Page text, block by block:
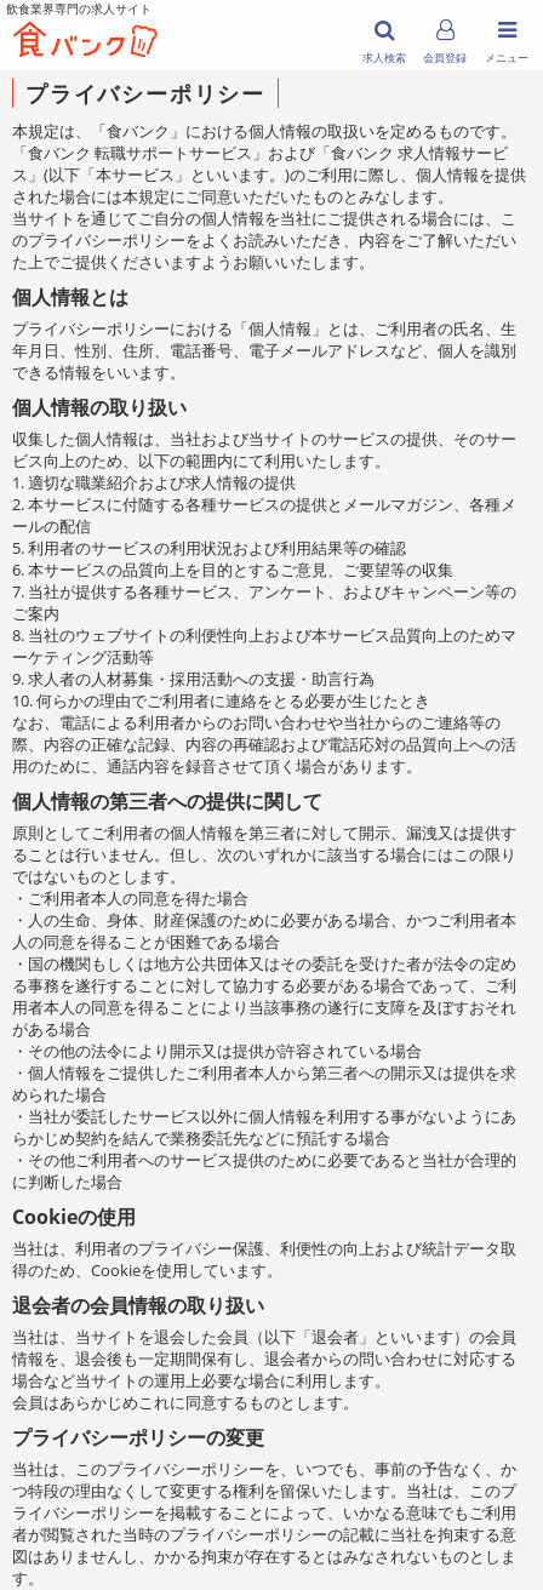
飲食業界専門の求人サイト
メニュー
求人検索 会員登録
プライバシーポリシー
本規定は、「食バンク」における個人情報の取扱いを定めるものです。
「食バンク 転職サポートサービス」および「食バンク 求人情報サービ
ス」(以下「本サービス」といいます。)のご利用に際し、個人情報を提供
された場合には本規定にご同意いただいたものとみなします。
当サイトを通じてご自分の個人情報を当社にご提供される場合には、こ
のプライバシーポリシーをよくお読みいただき、内容をご了解いただい
た上でご提供くださいますようお願いいたします。
個人情報とは
プライバシーポリシーにおける「個人情報」とは、ご利用者の氏名、生
年月日、性別、住所、電話番号、電子メールアドレスなど、個人を識別
できる情報をいいます。
個人情報の取り扱い
収集した個人情報は、当社および当サイトのサービスの提供、そのサー
ビス向上のため、以下の範囲内にて利用いたします。
1. 適切な職業紹介および求人情報の提供
2. 本サービスに付随する各種サービスの提供とメールマガジン、各種メ
ールの配信
5. 利用者のサービスの利用状況および利用結果等の確認
6. 本サービスの品質向上を目的とするご意見、ご要望等の収集
7. 当社が提供する各種サービス、アンケート、およびキャンペーン等の
ご案内
8. 当社のウェブサイトの利便性向上および本サービス品質向上のためマ
ーケティング活動等
9. 求人者の人材募集・採用活動への支援・助言行為
10. 何らかの理由でご利用者に連絡をとる必要が生じたとき
なお、電話による利用者からのお問い合わせや当社からのご連絡等の
際、内容の正確な記録、内容の再確認および電話応対の品質向上への活
用のために、通話内容を録音させて頂く場合があります。
個人情報の第三者への提供に関して
原則としてご利用者の個人情報を第三者に対して開示、漏洩又は提供す
ることは行いません。但し、次のいずれかに該当する場合にはこの限り
ではないものとします。
・ご利用者本人の同意を得た場合
・人の生命、身体、財産保護のために必要がある場合、かつご利用者本
人の同意を得ることが困難である場合
・国の機関もしくは地方公共団体又はその委託を受けた者が法令の定め
る事務を遂行することに対して協力する必要がある場合であって、ご利
用者本人の同意を得ることにより当該事務の遂行に支障を及ぼすおそれ
がある場合
・その他の法令により開示又は提供が許容されている場合
・個人情報をご提供したご利用者本人から第三者への開示又は提供を求
められた場合
・当社が委託したサービス以外に個人情報を利用する事がないようにあ
らかじめ契約を結んで業務委託先などに預託する場合
・その他ご利用者へのサービス提供のために必要であると当社が合理的
に判断した場合
Cookieの使用
当社は、利用者のプライバシー保護、利便性の向上および統計データ取
得のため、Cookieを使用しています。
退会者の会員情報の取り扱い
当社は、当サイトを退会した会員（以下「退会者」といいます）の会員
情報を、退会後も一定期間保有し、退会者からの問い合わせに対応する
場合など当サイトの運用上必要な場合に利用します。
会員はあらかじめこれに同意するものとします。
プライバシーポリシーの変更
当社は、このプライバシーポリシーを、いつでも、事前の予告なく、か
つ特段の理由なくして変更する権利を留保いたします。当社は、このプ
ライバシーポリシーを掲載することによって、いかなる意味でもご利用
者が閲覧された当時のプライバシーポリシーの記載に当社を拘束する意
図はありませんし、かかる拘束が存在するとはみなされないものとしま
す。